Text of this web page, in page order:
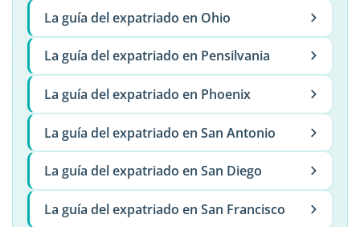
La guía del expatriado en Ohio
La guía del expatriado en Pensilvania
La guía del expatriado en Phoenix
La guía del expatriado en San Antonio
La guía del expatriado en San Diego
La guía del expatriado en San Francisco